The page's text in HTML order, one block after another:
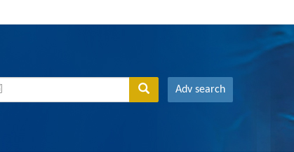
Adv search